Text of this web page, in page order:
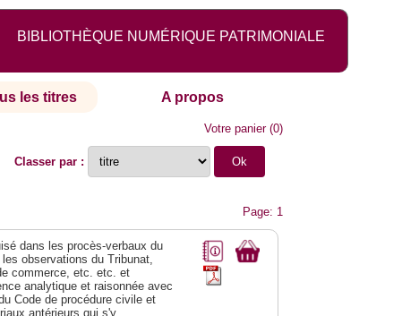
BIBLIOTHÈQUE NUMÉRIQUE PATRIMONIALE
les titres A propos
Votre panier(0)
Classer par :
Page: 1
dans les procès-verbaux du
observations du Tribunat,
commerce, etc. etc. et
analytique et raisonnée avec
Code de procédure civile et
antérieurs qui s'y